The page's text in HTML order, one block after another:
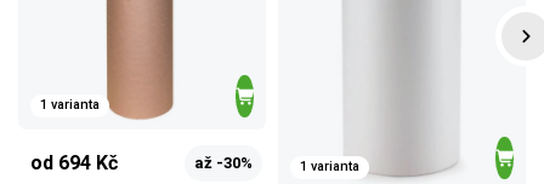
1 varianta
od 694 Kč až -30% 1 varianta